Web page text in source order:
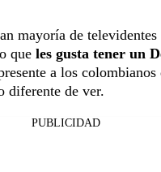
mayoría de
que les gusta tener un
a los
diferente de ver.
PUBLICIDAD